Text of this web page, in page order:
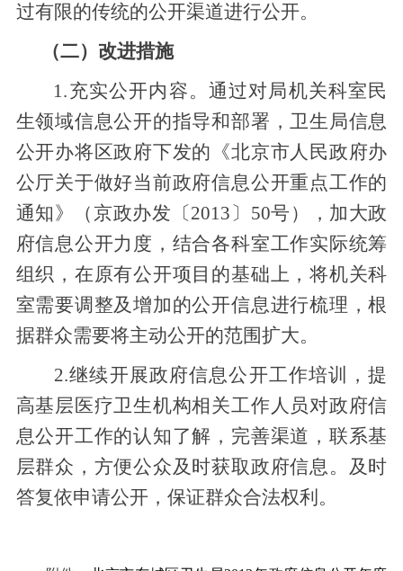
过有限的传统的公开渠道进行公开。
（二）改进措施
1.充实公开内容。 通过对局机关科室民
生领域信息公开的指导和部署，卫生局信息
公开办将区政府下发的 《北京市人民政府办
公厅关于做好当前政府信息公开重点工作的
通知》（京政办发 〔2013 〕 50号）
，加大政
府信息公开力度，结合各科室工作实际统筹
组织，在原有公开项目的基础上，将机关科
室需要调整及增加的公开信息进行梳理，根
据群众需要将主动公开的范围扩大。
2.继续开展政府信息公开工作培训，提
高基层医疗卫生机构相关工作人员对政府信
息公开工作的认知了解，完善渠道，联系基
层群众，方便公众及时获取政府信息。及时
答复依申请公开，保证群众合法权利。